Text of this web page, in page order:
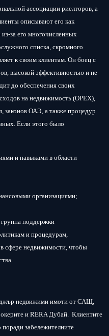
ассоциации риелторов, а
описывают его как
за его многочисленных
списка, скромного
к своим клиентам. Он боец ​​с
высокой эффективностью и не
до обеспечения своих
на недвижимость (OPEX),
законов ОАЭ, а также процедур
Если этого было
и навыками в области
организациями;
поддержки
и процедурам,
сфере недвижимости, чтобы
недвижими имоти от САЩ,
и RERA Дубай. Клиентите
поради забележителните